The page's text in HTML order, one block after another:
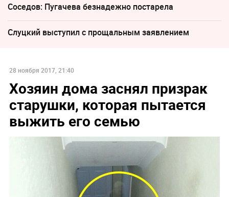
Соседов: Пугачева безнадежно постарела
Слуцкий выступил с прощальным заявлением
28 ноября 2017, 21:40
Хозяин дома заснял призрак
старушки, которая пытается
выжить его семью